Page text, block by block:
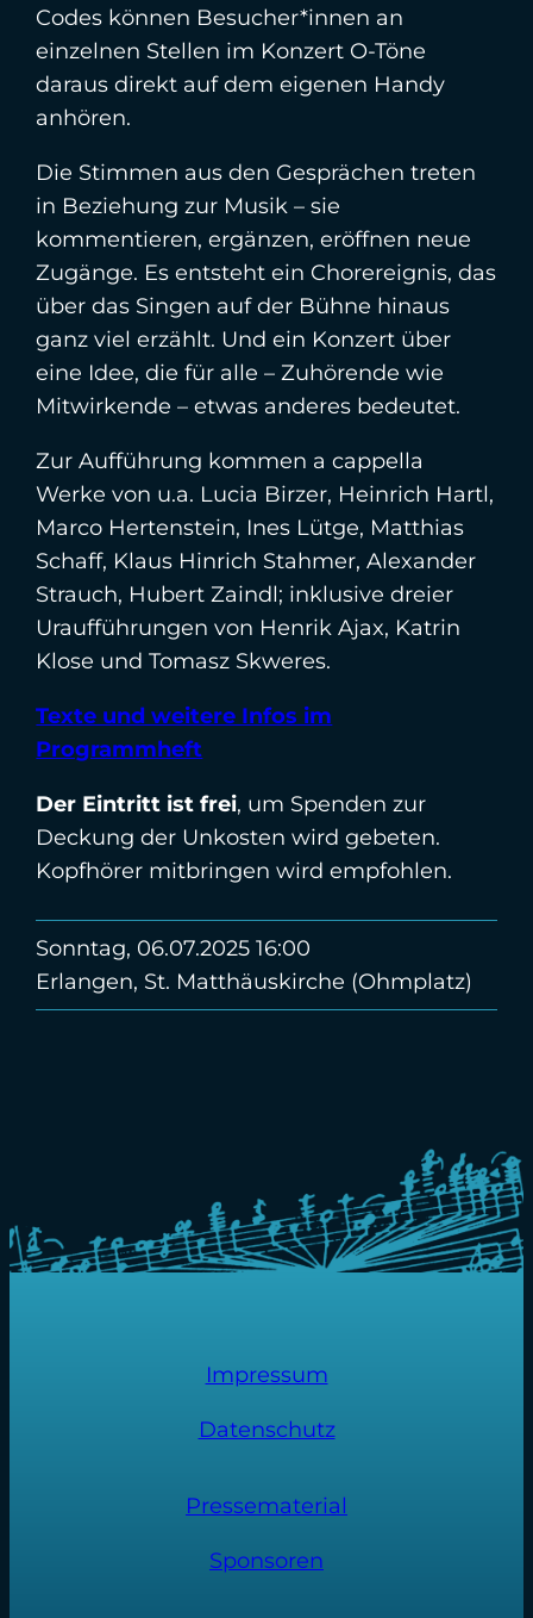
Codes können Besucher*innen an
einzelnen Stellen im Konzert O-Töne
daraus direkt auf dem eigenen Handy
anhören.
Die Stimmen aus den Gesprächen treten
in Beziehung zur Musik – sie
kommentieren, ergänzen, eröffnen neue
Zugänge. Es entsteht ein Chorereignis, das
über das Singen auf der Bühne hinaus
ganz viel erzählt. Und ein Konzert über
eine Idee, die für alle – Zuhörende wie
Mitwirkende – etwas anderes bedeutet.
Zur Aufführung kommen a cappella
Werke von u.a. Lucia Birzer, Heinrich Hartl,
Marco Hertenstein, Ines Lütge, Matthias
Schaff, Klaus Hinrich Stahmer, Alexander
Strauch, Hubert Zaindl; inklusive dreier
Uraufführungen von Henrik Ajax, Katrin
Klose und Tomasz Skweres.
Texte und weitere Infos im
Programmheft
Der Eintritt ist frei, um Spenden zur
Deckung der Unkosten wird gebeten.
Kopfhörer mitbringen wird empfohlen.
Sonntag, 06.07.2025 16:00
Erlangen, St. Matthäuskirche (Ohmplatz)
Impressum
Datenschutz
Pressematerial
Sponsoren